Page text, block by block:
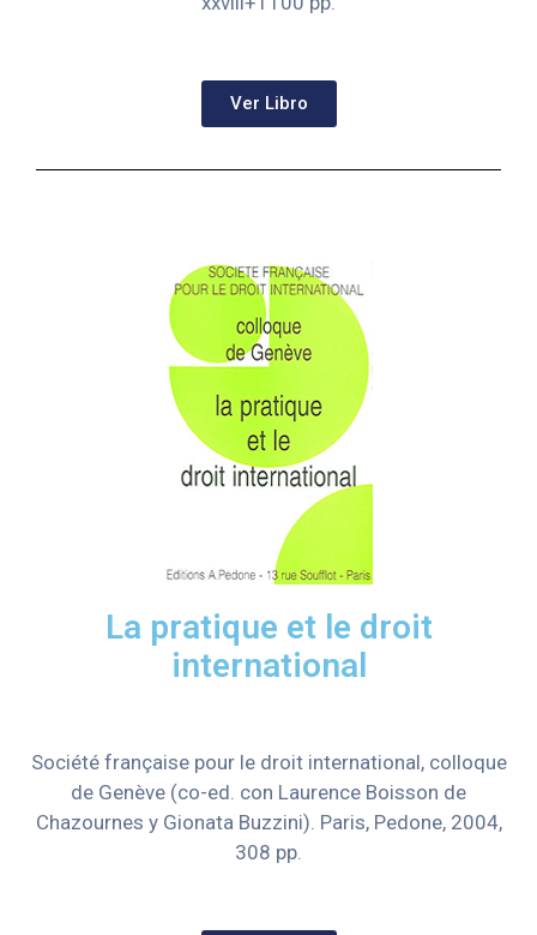
Ver Libro
La pratique et le droit
international
Société française pour le droit international, colloque
de Genève (co-ed. con Laurence Boisson de
Chazournes y Gionata Buzzini). Paris, Pedone, 2004,
308 pp.